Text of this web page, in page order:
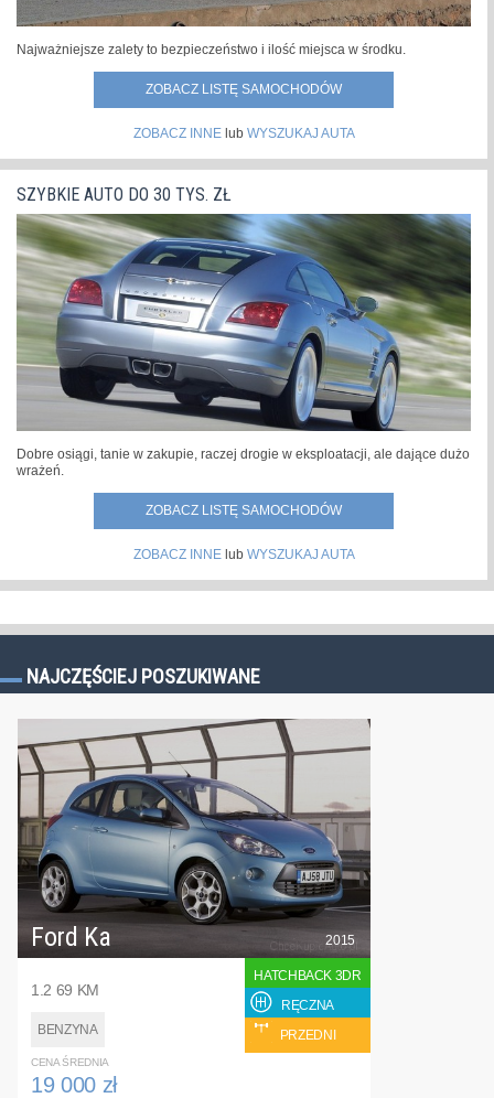
Najważniejsze zalety to bezpieczeństwo i ilość miejsca w środku.
ZOBACZ LISTĘ SAMOCHODÓW
ZOBACZ INNElub WYSZUKAJ AUTA
SZYBKIE AUTO DO 30 TYS. ZŁ
Dobre osiągi, tanie w zakupie, raczej drogie w eksploatacji, ale dające dużo
wrażeń.
ZOBACZ LISTĘ SAMOCHODÓW
ZOBACZ INNElub WYSZUKAJ AUTA
NAJCZĘŚCIEJ POSZUKIWANE
Ford Ka
1.2 69 KM
BENZYNA
2015
HATCHBACK 3DR
RĘCZNA
PRZEDNI
CENA ŚREDNIA
19 000 zł